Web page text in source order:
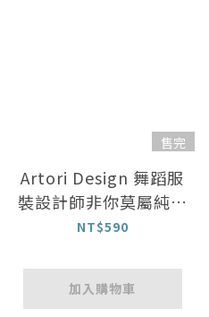
售完
Artori Design 舞蹈服
裝設計師非你莫屬純棉
毛巾掛鉤
NT$590
加入購物車